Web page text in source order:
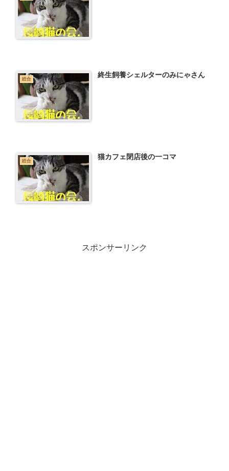
総合 終生飼養シェルターのみにゃさん
総合 猫カフェ閉店後の一コマ
スポンサーリンク